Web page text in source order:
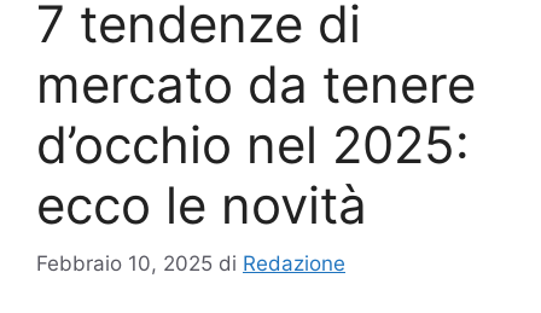
7 tendenze di
mercato da tenere
d’occhio nel 2025:
ecco le novità
Febbraio 10, 2025 di Redazione